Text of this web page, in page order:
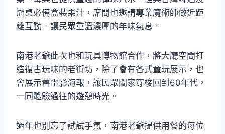
辦桌必備盒裝果汁，席間也邀請專業魔術師做近距
離互動。讓民眾重溫濃厚的年味氣息。
南港老爺此次也和玩具博物館合作，將大廳空間打
造復古玩味的老街坊，除了會有各式童玩展示，也
會展示舊電影海報，讓民眾闔家穿梭回到60年代，
一同體驗過往的遊憩時光。
過年也別忘了試試手氣，南港老爺提供用餐的每位